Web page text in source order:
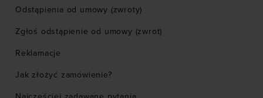
Odstąpienia od umowy (zwroty)
Zgłoś odstąpienie od umowy (zwrot)
Reklamacje
Jak złożyć zamówienie?